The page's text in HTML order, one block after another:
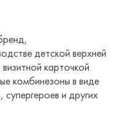
детской верхней
карточкой
комбинезоны в виде
и других